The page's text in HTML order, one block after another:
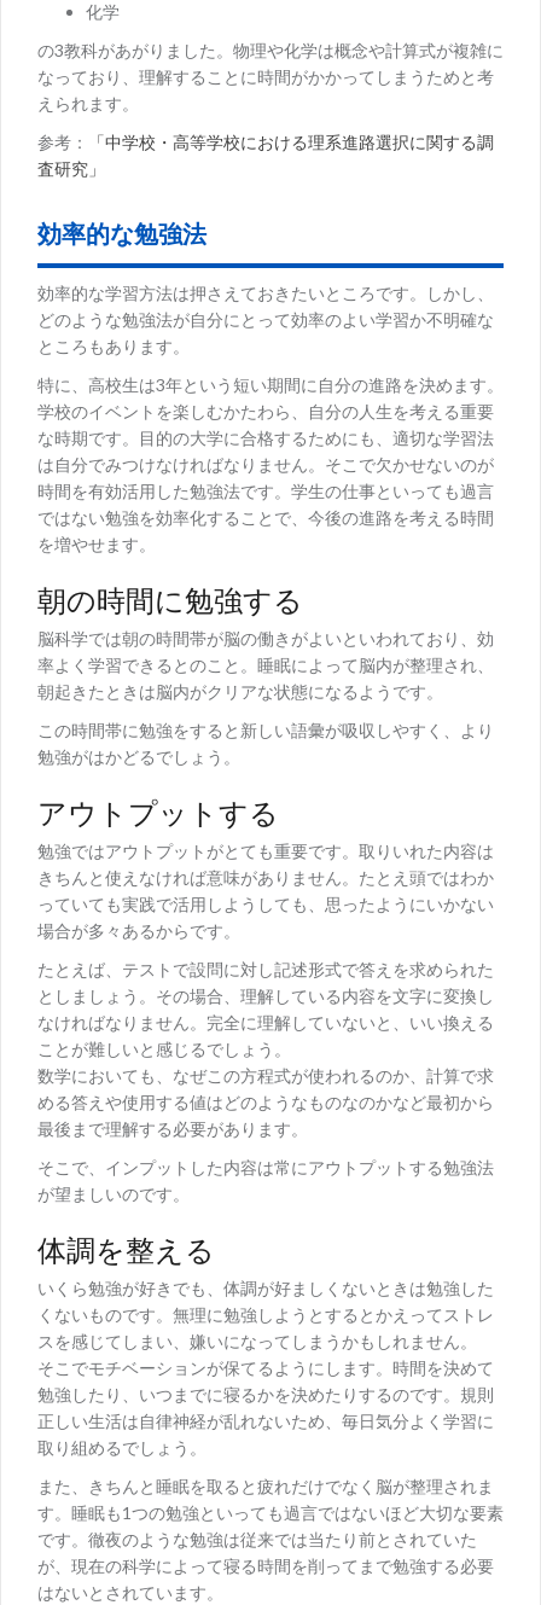
化学
の3教科があがりました。物理や化学は概念や計算式が複雑に
なっており、理解することに時間がかかってしまうためと考
えられます。
参考：
「中学校・高等学校における理系進路選択に関する調
査研究」
効率的な勉強法
効率的な学習方法は押さえておきたいところです。しかし、
どのような勉強法が自分にとって効率のよい学習か不明確な
ところもあります。
特に、高校生は3年という短い期間に自分の進路を決めます。
学校のイベントを楽しむかたわら、自分の人生を考える重要
な時期です。目的の大学に合格するためにも、適切な学習法
は自分でみつけなければなりません。そこで欠かせないのが
時間を有効活用した勉強法です。学生の仕事といっても過言
ではない勉強を効率化することで、今後の進路を考える時間
を増やせます。
朝の時間に勉強する
脳科学では朝の時間帯が脳の働きがよいといわれており、効
率よく学習できるとのこと。睡眠によって脳内が整理され、
朝起きたときは脳内がクリアな状態になるようです。
この時間帯に勉強をすると新しい語彙が吸収しやすく、より
勉強がはかどるでしょう。
アウトプットする
勉強ではアウトプットがとても重要です。取りいれた内容は
きちんと使えなければ意味がありません。たとえ頭ではわか
っていても実践で活用しようしても、思ったようにいかない
場合が多々あるからです。
たとえば、テストで設問に対し記述形式で答えを求められた
としましょう。その場合、理解している内容を文字に変換し
なければなりません。完全に理解していないと、いい換える
ことが難しいと感じるでしょう。
数学においても、なぜこの方程式が使われるのか、計算で求
める答えや使用する値はどのようなものなのかなど最初から
最後まで理解する必要があります。
そこで、インプットした内容は常にアウトプットする勉強法
が望ましいのです。
体調を整える
いくら勉強が好きでも、体調が好ましくないときは勉強した
くないものです。無理に勉強しようとするとかえってストレ
スを感じてしまい、嫌いになってしまうかもしれません。
そこでモチベーションが保てるようにします。時間を決めて
勉強したり、いつまでに寝るかを決めたりするのです。規則
正しい生活は自律神経が乱れないため、毎日気分よく学習に
取り組めるでしょう。
また、きちんと睡眠を取ると疲れだけでなく脳が整理されま
す。睡眠も1つの勉強といっても過言ではないほど大切な要素
です。徹夜のような勉強は従来では当たり前とされていた
が、現在の科学によって寝る時間を削ってまで勉強する必要
はないとされています。